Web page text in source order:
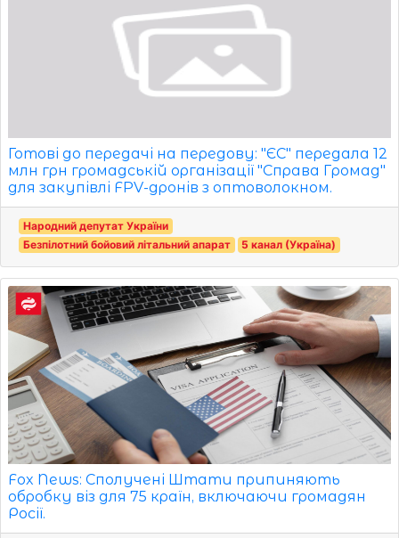
Готові до передачі на передову: "ЄС" передала 12
млн грн громадській організації "Справа Громад"
для закупівлі FPV-дронів з оптоволокном.
Народний депутат України
Безпілотний бойовий літальний апарат
5 канал (Україна)
Fox News: Сполучені Штати припиняють
обробку віз для 75 країн, включаючи громадян
Росії.